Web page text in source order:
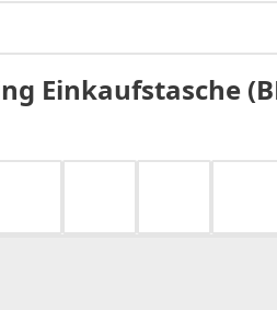
Einkaufstasche